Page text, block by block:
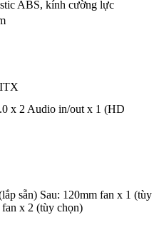
ABS, kính cường lực
x 2 Audio in/out x 1 (HD
sẵn) Sau: 120mm fan x 1 (tùy
x 2 (tùy chọn)